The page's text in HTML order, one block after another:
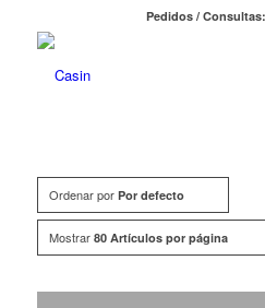
Pedidos /
Ordenar por Por defecto
Mostrar 80 Artículos por página